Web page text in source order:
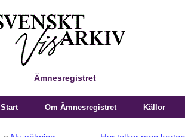
Ämnesregistret
Start Om Ämnesregistret Källor